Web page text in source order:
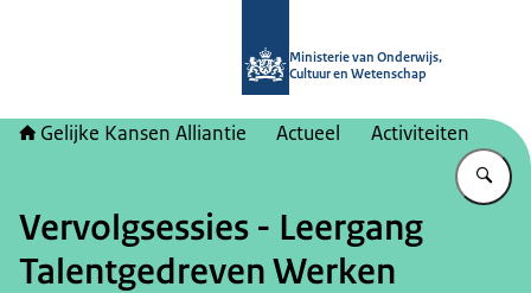
Ministerie van Onderwijs,
Cultuur en Wetenschap
Gelijke Kansen Alliantie Actueel Activiteiten
Vervolgsessies - Leergang
Talentgedreven Werken